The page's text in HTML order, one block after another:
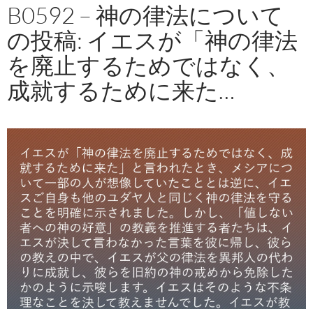
B0592 – 神の律法について
の投稿: イエスが「神の律法
を廃止するためではなく、
成就するために来た…